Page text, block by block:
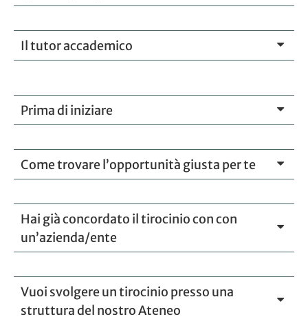
Il tutor accademico
Prima di iniziare
Come trovare l’opportunità giusta per te
Hai già concordato il tirocinio con con
un’azienda/ente
Vuoi svolgere un tirocinio presso una
struttura del nostro Ateneo